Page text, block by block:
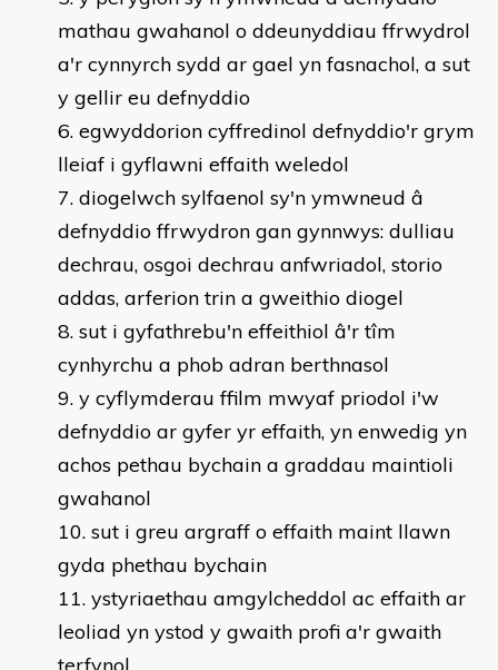
mathau gwahanol o ddeunyddiau ffrwydrol
a'r cynnyrch sydd ar gael yn fasnachol, a sut
y gellir eu defnyddio
egwyddorion cyffredinol defnyddio'r grym
lleiaf i gyflawni effaith weledol
diogelwch sylfaenol sy'n ymwneud â
defnyddio ffrwydron gan gynnwys: dulliau
dechrau, osgoi dechrau anfwriadol, storio
addas, arferion trin a gweithio diogel
sut i gyfathrebu'n effeithiol â'r tîm
cynhyrchu a phob adran berthnasol
y cyflymderau ffilm mwyaf priodol i'w
defnyddio ar gyfer yr effaith, yn enwedig yn
achos pethau bychain a graddau maintioli
gwahanol
sut i greu argraff o effaith maint llawn
gyda phethau bychain
ystyriaethau amgylcheddol ac effaith ar
leoliad yn ystod y gwaith profi a'r gwaith